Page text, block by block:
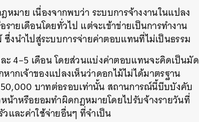
มาย เนื่องจากพบว่า ระบบการจ้างงานในแปลง
ายเดือนโดยทั่วไป แต่จะเข้าข่ายเป็นการทำงาน
งนำไปสู่ระบบการจ่ายค่าตอบแทนที่ไม่เป็นธรรม
ะ 4–5 เดือน โดยส่วนแบ่งค่าตอบแทนจะคิดเป็นมัด
กเจ้าของแปลงเห็นว่าดอกไม้ไม่ได้มาตรฐาน
บาทต่อรอบเท่านั้น สถานการณ์นี้บีบบังคับ
น้าหรือยอมทำผิดกฎหมายโดยไปรับจ้างรายวันที่
และค่าใช้จ่ายอื่นๆ ที่จำเป็น